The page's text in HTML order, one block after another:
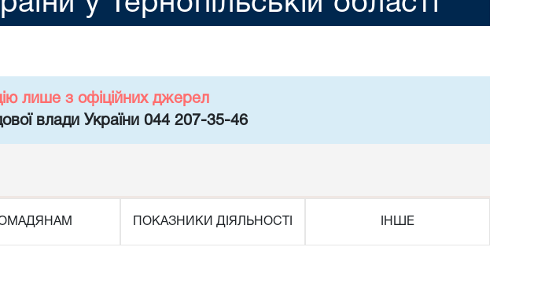
лише з офіційних джерел
влади України 044 207-35-46
ПОКАЗНИКИ ДІЯЛЬНОСТІ ІНШЕ